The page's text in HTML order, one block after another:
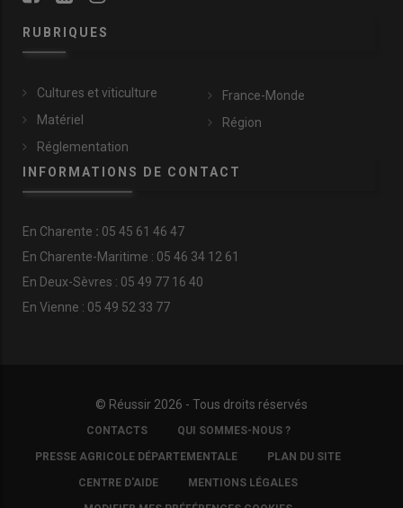
RUBRIQUES
Cultures et viticulture
Matériel
Réglementation
France-Monde
Région
INFORMATIONS DE CONTACT
En Charente : 05 45 61 46 47
En Charente-Maritime : 05 46 34 12 61
En Deux-Sèvres : 05 49 77 16 40
En Vienne : 05 49 52 33 77
© Réussir 2026 - Tous droits réservés
COPYRIGHTCONTACTS QUI SOMMES-NOUS ?
PRESSE AGRICOLE DÉPARTEMENTALE PLAN DU SITE
CENTRE D'AIDE MENTIONS LÉGALES